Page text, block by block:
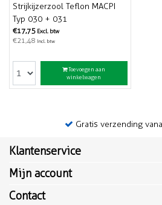
Strijkijzerzool Teflon MACPI
Typ 030 + 031
€17,75 Excl. btw
€21,48 Incl. btw
Toevoegen aan
winkelwagen
Gratis verzending
Klantenservice
Mijn account
Contact